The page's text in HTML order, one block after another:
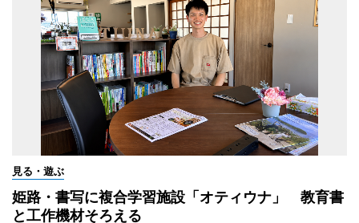
見る・遊ぶ
姫路・書写に複合学習施設「オティウナ」 教育書
と工作機材そろえる